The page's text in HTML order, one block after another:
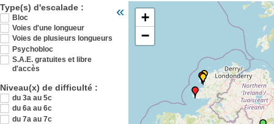
Type(s) d'escalade :
Bloc
Voies d'une longueur
Voies de plusieurs longueurs
Psychobloc
S.A.E. gratuites et libre
d'accès
Niveau(x) de difficulté :
du 3a au 5c
du 6a au 6c
du 7a au 7c
« Veuillez patienter pendant le chargement
+
−